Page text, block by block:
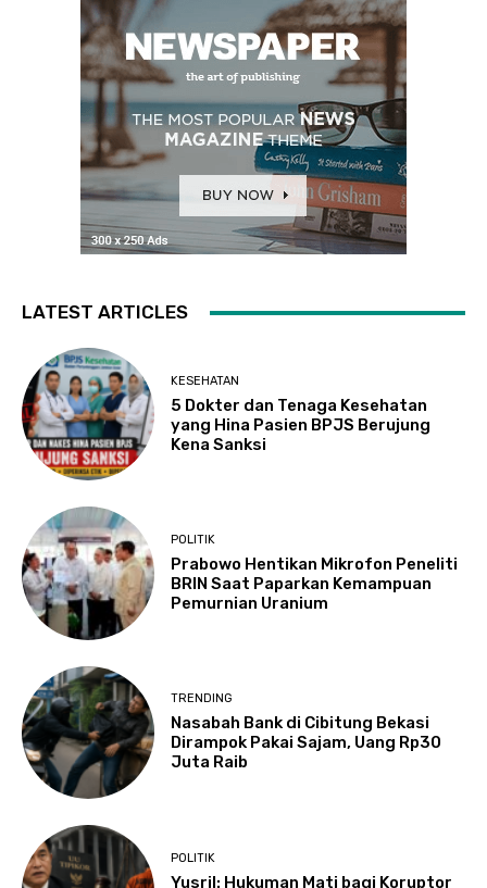
LATEST ARTICLES
KESEHATAN
5 Dokter dan Tenaga Kesehatan
yang Hina Pasien BPJS Berujung
Kena Sanksi
POLITIK
Prabowo Hentikan Mikrofon Peneliti
BRIN Saat Paparkan Kemampuan
Pemurnian Uranium
TRENDING
Nasabah Bank di Cibitung Bekasi
Dirampok Pakai Sajam, Uang Rp30
Juta Raib
POLITIK
Yusril: Hukuman Mati bagi Koruptor